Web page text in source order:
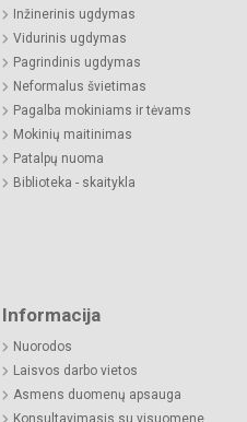
Inžinerinis ugdymas
Vidurinis ugdymas
Pagrindinis ugdymas
Neformalus švietimas
Pagalba mokiniams ir tėvams
Mokinių maitinimas
Patalpų nuoma
Biblioteka - skaitykla
Informacija
Nuorodos
Laisvos darbo vietos
Asmens duomenų apsauga
Konsultavimasis su visuomene